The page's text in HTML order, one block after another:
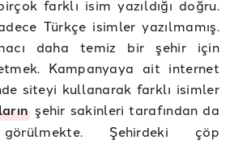
farklı isim yazıldığı doğru.
Türkçe isimler yazılmamış.
daha temiz bir şehir için
Kampanyaya ait internet
siteyi kullanarak farklı isimler
şehir sakinleri tarafından da
Şehirdeki çöp